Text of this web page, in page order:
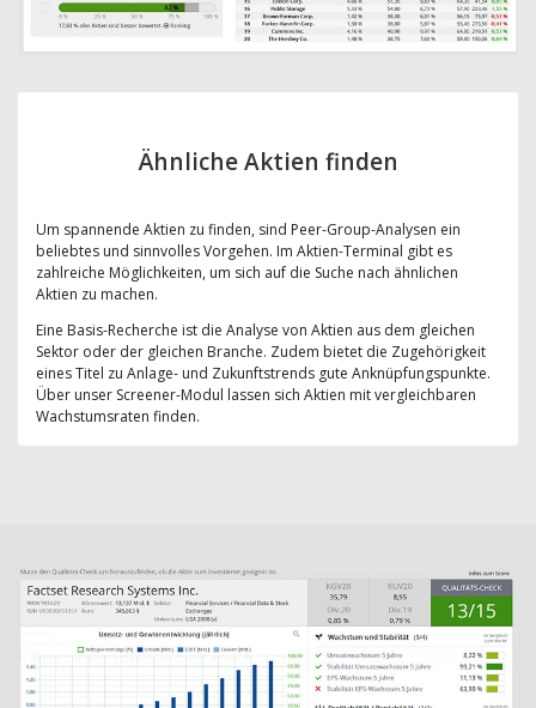
Ähnliche Aktien finden
Um spannende Aktien zu finden, sind Peer-Group-Analysen ein
beliebtes und sinnvolles Vorgehen. Im Aktien-Terminal gibt es
zahlreiche Möglichkeiten, um sich auf die Suche nach ähnlichen
Aktien zu machen.
Eine Basis-Recherche ist die Analyse von Aktien aus dem gleichen
Sektor oder der gleichen Branche. Zudem bietet die Zugehörigkeit
eines Titel zu Anlage- und Zukunftstrends gute Anknüpfungspunkte.
Über unser Screener-Modul lassen sich Aktien mit vergleichbaren
Wachstumsraten finden.